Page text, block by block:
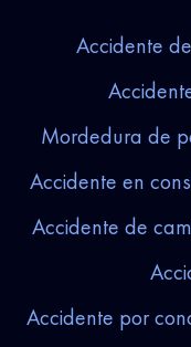
Accidente
Mordedura de
Accidente en
Accidente de
Accidente por